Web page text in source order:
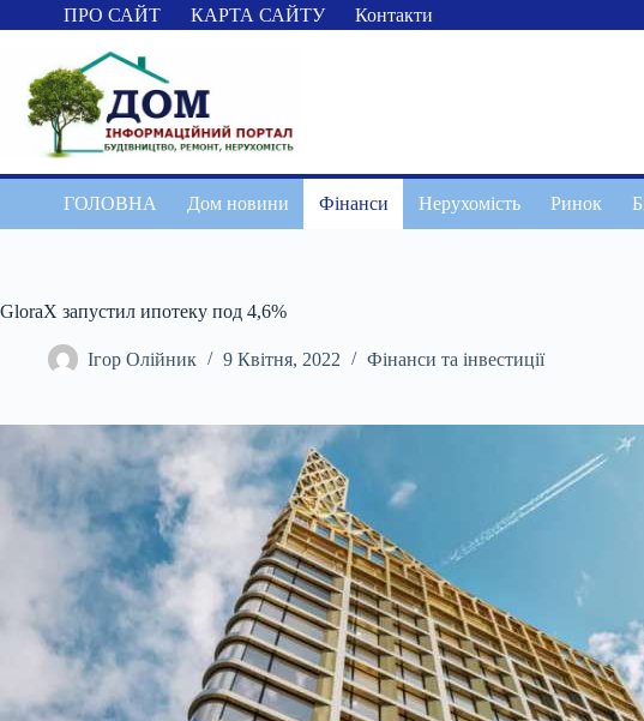
Перейти
до
ПРО САЙТ КАРТА САЙТУ Контакти
ГОЛОВНА Дом новини Фінанси Нерухомість Ринок
GloraX запустил ипотеку под 4,6%
Ігор Олійник 9 Квітня, 2022 Фінанси та інвестиції